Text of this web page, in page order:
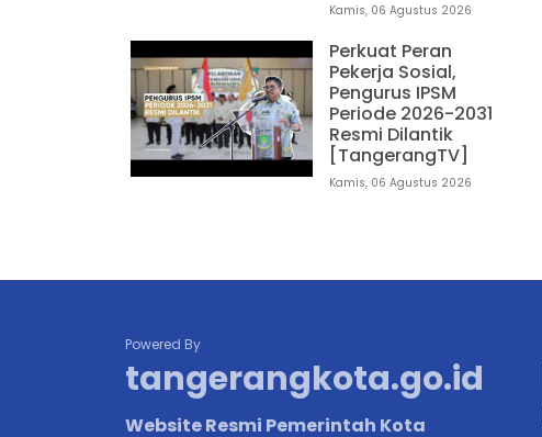
Kamis, 06 Agustus 2026
Perkuat Peran
Pekerja Sosial,
Pengurus IPSM
Periode 2026-2031
Resmi Dilantik
[TangerangTV]
Kamis, 06 Agustus 2026
Powered By
tangerangkota.go.id
Website Resmi Pemerintah Kota